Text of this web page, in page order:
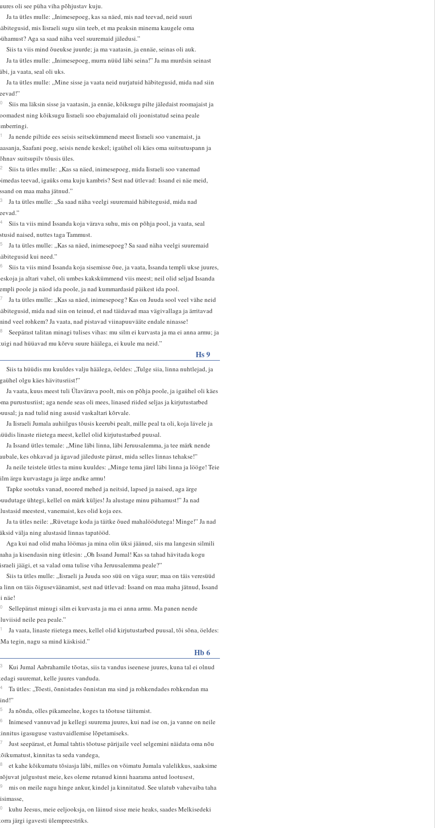
oli see püha viha põhjustav kuju.
Ja ta ütles mulle: „Inimesepoeg, kas sa näed, mis nad teevad, neid suuri
mis Iisraeli sugu siin teeb, et ma peaksin minema kaugele oma
Aga sa saad näha veel suuremaid jäledusi.”
Siis ta viis mind õueukse juurde; ja ma vaatasin, ja ennäe, seinas oli auk.
Ja ta ütles mulle: „Inimesepoeg, murra nüüd läbi seina!” Ja ma murdsin seinast
ja vaata, seal oli uks.
Ja ta ütles mulle: „Mine sisse ja vaata neid nurjatuid häbitegusid, mida nad siin
Siis ma läksin sisse ja vaatasin, ja ennäe, kõiksugu pilte jäledaist roomajaist ja
ning kõiksugu Iisraeli soo ebajumalaid oli joonistatud seina peale
Ja nende piltide ees seisis seitsekümmend meest Iisraeli soo vanemaist, ja
Saafani poeg, seisis nende keskel; igaühel oli käes oma suitsutuspann ja
suitsupilv tõusis üles.
Siis ta ütles mulle: „Kas sa näed, inimesepoeg, mida Iisraeli soo vanemad
teevad, igaüks oma kuju kambris? Sest nad ütlevad: Issand ei näe meid,
on maa maha jätnud.”
Ja ta ütles mulle: „Sa saad näha veelgi suuremaid häbitegusid, mida nad
Siis ta viis mind Issanda koja värava suhu, mis on põhja pool, ja vaata, seal
naised, nuttes taga Tammust.
Ja ta ütles mulle: „Kas sa näed, inimesepoeg? Sa saad näha veelgi suuremaid
kui need.”
Siis ta viis mind Issanda koja sisemisse õue, ja vaata, Issanda templi ukse juures,
ja altari vahel, oli umbes kakskümmend viis meest; neil olid seljad Issanda
poole ja näod ida poole, ja nad kummardasid päikest ida pool.
Ja ta ütles mulle: „Kas sa näed, inimesepoeg? Kas on Juuda sool veel vähe neid
mida nad siin on teinud, et nad täidavad maa vägivallaga ja ärritavad
veel rohkem? Ja vaata, nad pistavad viinapuuvääte endale ninasse!
Seepärast talitan minagi tulises vihas: mu silm ei kurvasta ja ma ei anna armu; ja
nad hüüavad mu kõrvu suure häälega, ei kuule ma neid.”
Hs 9
Siis ta hüüdis mu kuuldes valju häälega, öeldes: „Tulge siia, linna nuhtlejad, ja
olgu käes hävitusriist!”
Ja vaata, kuus meest tuli Ülavärava poolt, mis on põhja poole, ja igaühel oli käes
purustusriist; aga nende seas oli mees, linased riided seljas ja kirjutustarbed
ja nad tulid ning asusid vaskaltari kõrvale.
Ja Iisraeli Jumala auhiilgus tõusis keerubi pealt, mille peal ta oli, koja lävele ja
linaste riietega meest, kellel olid kirjutustarbed puusal.
Ja Issand ütles temale: „Mine läbi linna, läbi Jeruusalemma, ja tee märk nende
kes ohkavad ja ägavad jäleduste pärast, mida selles linnas tehakse!”
Ja neile teistele ütles ta minu kuuldes: „Minge tema järel läbi linna ja lööge! Teie
ärgu kurvastagu ja ärge andke armu!
Tapke sootuks vanad, noored mehed ja neitsid, lapsed ja naised, aga ärge
ühtegi, kellel on märk küljes! Ja alustage minu pühamust!” Ja nad
meestest, vanemaist, kes olid koja ees.
Ja ta ütles neile: „Rüvetage koda ja täitke õued mahalöödutega! Minge!” Ja nad
välja ning alustasid linnas tapatööd.
Aga kui nad olid maha löömas ja mina olin üksi jäänud, siis ma langesin silmili
ja kisendasin ning ütlesin: „Oh Issand Jumal! Kas sa tahad hävitada kogu
jäägi, et sa valad oma tulise viha Jeruusalemma peale?”
Siis ta ütles mulle: „Iisraeli ja Juuda soo süü on väga suur; maa on täis veresüüd
linn on täis õiguseväänamist, sest nad ütlevad: Issand on maa maha jätnud, Issand
näe!
Sellepärast minugi silm ei kurvasta ja ma ei anna armu. Ma panen nende
neile pea peale.”
Ja vaata, linaste riietega mees, kellel olid kirjutustarbed puusal, tõi sõna, öeldes:
tegin, nagu sa mind käskisid.”
Hb 6
Kui Jumal Aabrahamile tõotas, siis ta vandus iseenese juures, kuna tal ei olnud
suuremat, kelle juures vanduda.
Ta ütles: „Tõesti, õnnistades õnnistan ma sind ja rohkendades rohkendan ma
Ja nõnda, olles pikameelne, koges ta tõotuse täitumist.
Inimesed vannuvad ju kellegi suurema juures, kui nad ise on, ja vanne on neile
igasuguse vastuvaidlemise lõpetamiseks.
Just seepärast, et Jumal tahtis tõotuse pärijaile veel selgemini näidata oma nõu
kinnitas ta seda vandega,
et kahe kõikumatu tõsiasja läbi, milles on võimatu Jumala valelikkus, saaksime
julgustust meie, kes oleme rutanud kinni haarama antud lootusest,
mis on meile nagu hinge ankur, kindel ja kinnitatud. See ulatub vahevaiba taha
kuhu Jeesus, meie eeljooksja, on läinud sisse meie heaks, saades Melkisedeki
järgi igavesti ülempreestriks.